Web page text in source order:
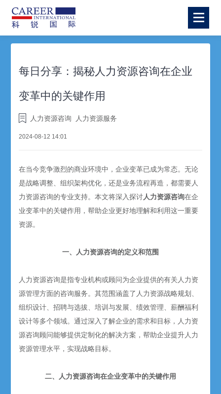
每日分享：揭秘人力资源咨询在企业
变革中的关键作用
人力资源咨询 人力资源服务
2024-08-12 14:01
在当今竞争激烈的商业环境中，企业变革已成为常态。无论
是战略调整、组织架构优化，还是业务流程再造，都需要人
力资源咨询的专业支持。本文将深入探讨人力资源咨询在企
业变革中的关键作用，帮助企业更好地理解和利用这一重要
资源。
一、人力资源咨询的定义和范围
人力资源咨询是指专业机构或顾问为企业提供的有关人力资
源管理方面的咨询服务。其范围涵盖了人力资源战略规划、
组织设计、招聘与选拔、培训与发展、绩效管理、薪酬福利
设计等多个领域。通过深入了解企业的需求和目标，人力资
源咨询顾问能够提供定制化的解决方案，帮助企业提升人力
资源管理水平，实现战略目标。
二、人力资源咨询在企业变革中的关键作用